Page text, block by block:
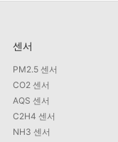
센서
PM2.5 센서
CO2 센서
AQS 센서
C2H4 센서
NH3 센서